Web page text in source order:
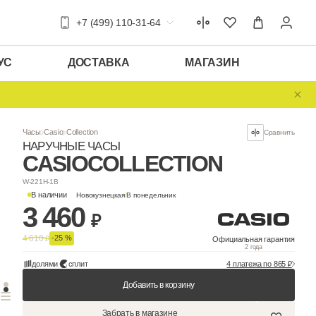
+7 (499) 110-31-64
ДОСТАВКА МАГАЗИН
Часы Casio Collection
НАРУЧНЫЕ ЧАСЫ
CASIO
₽
4 610
долями